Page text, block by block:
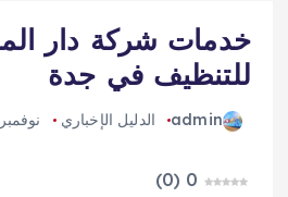
خدمات شركة دار
للتنظيف في جدة
admin الدليل الإخباري نوفمبر 16, 2023
0
(
0
)